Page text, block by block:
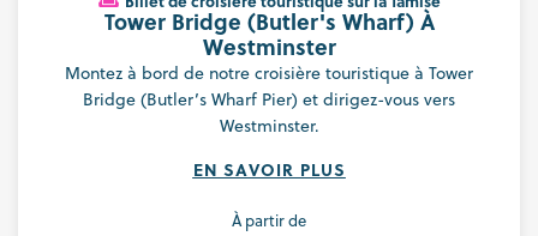
Tower Bridge (Butler's Wharf) À
Westminster
Montez à bord de notre croisière touristique à Tower
Bridge (Butler’s Wharf Pier) et dirigez-vous vers
Westminster.
EN SAVOIR PLUS
À partir de